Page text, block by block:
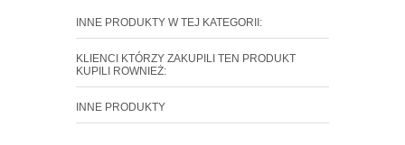
INNE PRODUKTY W TEJ KATEGORII:
KLIENCI KTÓRZY ZAKUPILI TEN PRODUKT
KUPILI ROWNIEŻ:
INNE PRODUKTY